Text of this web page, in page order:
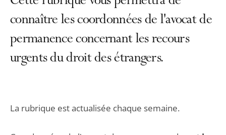
connaître les coordonnées de l'avocat de
permanence concernant les recours
urgents du droit des étrangers.
La rubrique est actualisée chaque semaine.